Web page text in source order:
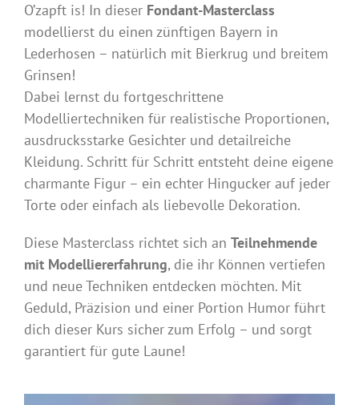
O’zapft is! In dieser Fondant-Masterclass
modellierst du einen zünftigen Bayern in
Lederhosen – natürlich mit Bierkrug und breitem
Grinsen!
Dabei lernst du fortgeschrittene
Modelliertechniken für realistische Proportionen,
ausdrucksstarke Gesichter und detailreiche
Kleidung. Schritt für Schritt entsteht deine eigene
charmante Figur – ein echter Hingucker auf jeder
Torte oder einfach als liebevolle Dekoration.
Diese Masterclass richtet sich an Teilnehmende
mit Modelliererfahrung, die ihr Können vertiefen
und neue Techniken entdecken möchten. Mit
Geduld, Präzision und einer Portion Humor führt
dich dieser Kurs sicher zum Erfolg – und sorgt
garantiert für gute Laune!